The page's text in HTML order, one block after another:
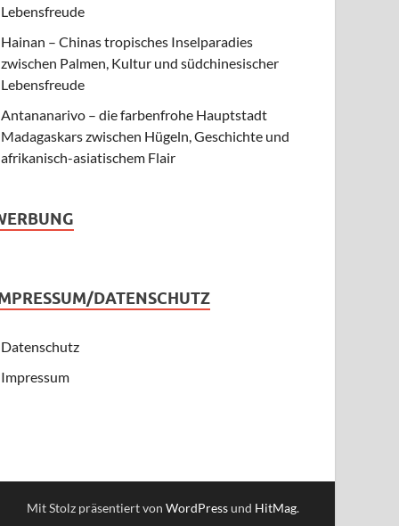
Lebensfreude
Hainan – Chinas tropisches Inselparadies
zwischen Palmen, Kultur und südchinesischer
Lebensfreude
Antananarivo – die farbenfrohe Hauptstadt
Madagaskars zwischen Hügeln, Geschichte und
afrikanisch-asiatischem Flair
DATENSCHUTZ
Datenschutz
Impressum
Mit Stolz präsentiert von WordPressund HitMag.